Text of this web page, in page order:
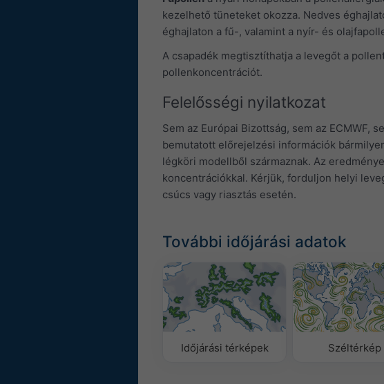
kezelhető tüneteket okozza. Nedves
éghajlaton a fű-, valamint a nyír- és
A csapadék megtisztíthatja a levegőt a
pollenkoncentrációt.
Felelősségi nyilatkozat
Sem az Európai Bizottság, sem az ECMWF,
bemutatott előrejelzési információk
légköri modellből származnak. Az
koncentrációkkal. Kérjük, forduljon helyi
csúcs vagy riasztás esetén.
További időjárási adatok
Időjárási térképek Széltérkép